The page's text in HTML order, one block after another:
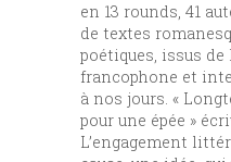
en 13 rounds, 41
de textes
poétiques, issus
francophone et
à nos jours. «
pour une épée »
L’engagement